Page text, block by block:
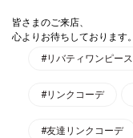
皆さまのご来店、
心よりお待ちしております。
#リバティワンピース
#リンクコーデ
#友達リンクコーデ